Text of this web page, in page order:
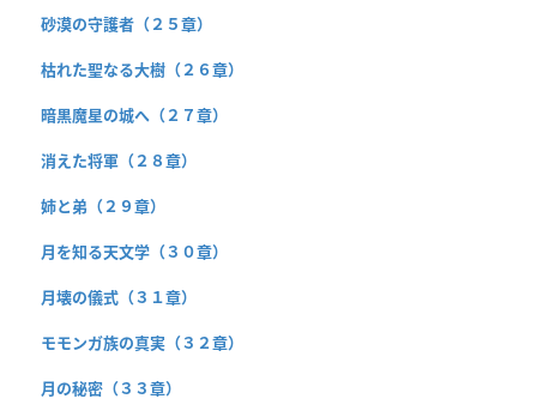
砂漠の守護者（２５章）
枯れた聖なる大樹（２６章）
暗黒魔星の城へ（２７章）
消えた将軍（２８章）
姉と弟（２９章）
月を知る天文学（３０章）
月壊の儀式（３１章）
モモンガ族の真実（３２章）
月の秘密（３３章）